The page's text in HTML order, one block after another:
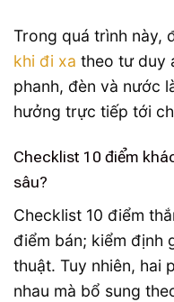
Trong quá trình này,
khi đi xa theo tư duy
phanh, đèn và nước
hưởng trực tiếp tới
Checklist 10 điểm
sâu?
Checklist 10 điểm
điểm bán; kiểm định
thuật. Tuy nhiên, hai
nhau mà bổ sung